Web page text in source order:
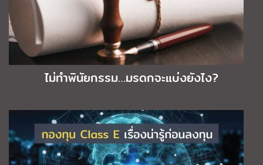
ไม่ทำพินัยกรรม…มรดกจะแบ่งยังไง?